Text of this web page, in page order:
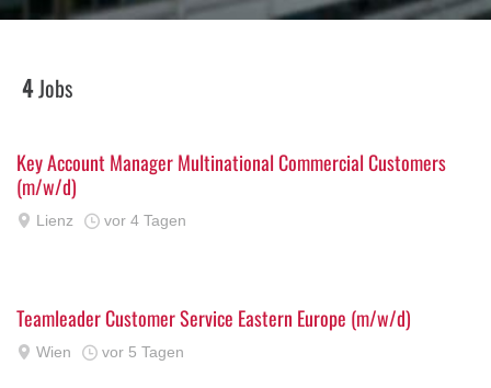
4Jobs
Key Account Manager Multinational Commercial Customers
(m/w/d)
Lienz vor 4 Tagen
Teamleader Customer Service Eastern Europe (m/w/d)
Wien vor 5 Tagen